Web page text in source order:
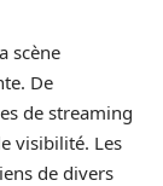
scène
De
de streaming
visibilité. Les
de divers